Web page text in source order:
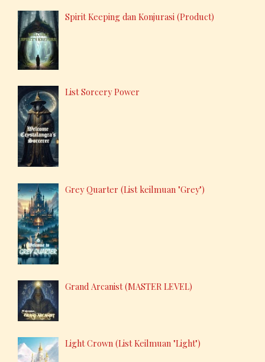
Spirit Keeping dan Konjurasi (Product)
List Sorcery Power
Grey Quarter (List keilmuan "Grey")
Grand Arcanist (MASTER LEVEL)
Light Crown (List Keilmuan "Light")